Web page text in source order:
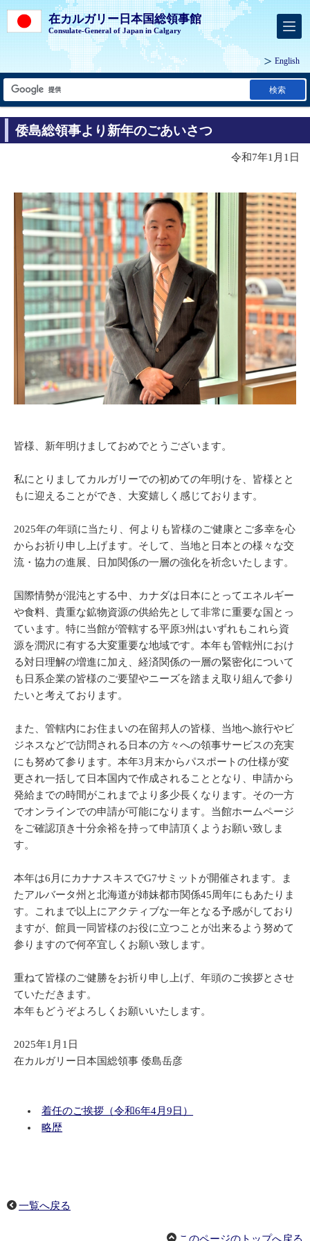
在カルガリー日本国総領事館
Consulate-General of Japan in Calgary
English
検索
倭島総領事より新年のごあいさつ
令和7年1月1日
皆様、新年明けましておめでとうございます。
私にとりましてカルガリーでの初めての年明けを、皆様とと
もに迎えることができ、大変嬉しく感じております。
2025年の年頭に当たり、何よりも皆様のご健康とご多幸を心
からお祈り申し上げます。そして、当地と日本との様々な交
流・協力の進展、日加関係の一層の強化を祈念いたします。
国際情勢が混沌とする中、カナダは日本にとってエネルギー
や食料、貴重な鉱物資源の供給先として非常に重要な国とっ
ています。特に当館が管轄する平原3州はいずれもこれら資
源を潤沢に有する大変重要な地域です。本年も管轄州におけ
る対日理解の増進に加え、経済関係の一層の緊密化について
も日系企業の皆様のご要望やニーズを踏まえ取り組んで参り
たいと考えております。
また、管轄内にお住まいの在留邦人の皆様、当地へ旅行やビ
ジネスなどで訪問される日本の方々への領事サービスの充実
にも努めて参ります。本年3月末からパスポートの仕様が変
更され一括して日本国内で作成されることとなり、申請から
発給までの時間がこれまでより多少長くなります。その一方
でオンラインでの申請が可能になります。当館ホームページ
をご確認頂き十分余裕を持って申請頂くようお願い致しま
す。
本年は6月にカナナスキスでG7サミットが開催されます。ま
たアルバータ州と北海道が姉妹都市関係45周年にもあたりま
す。これまで以上にアクティブな一年となる予感がしており
ますが、館員一同皆様のお役に立つことが出来るよう努めて
参りますので何卒宜しくお願い致します。
重ねて皆様のご健勝をお祈り申し上げ、年頭のご挨拶とさせ
ていただきます。
本年もどうぞよろしくお願いいたします。
2025年1月1日
在カルガリー日本国総領事 倭島岳彦
着任のご挨拶（令和6年4月9日）
略歴
一覧へ戻る
このページのトップへ戻る